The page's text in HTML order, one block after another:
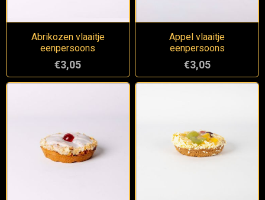
Abrikozen vlaaitje
eenpersoons
€3,05
Appel vlaaitje
eenpersoons
€3,05